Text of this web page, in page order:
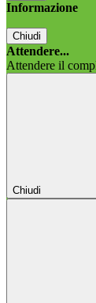
Informazione
Chiudi
Attendere...
Attendere il
Chiudi